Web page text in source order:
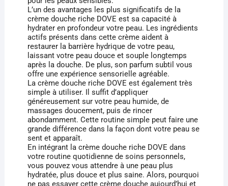
L’un des avantages les plus significatifs de la
crème douche riche DOVE est sa capacité à
hydrater en profondeur votre peau. Les ingrédients
actifs présents dans cette crème aident à
restaurer la barrière hydrique de votre peau,
laissant votre peau douce et souple longtemps
après la douche. De plus, son parfum subtil vous
offre une expérience sensorielle agréable.
La crème douche riche DOVE est également très
simple à utiliser. Il suffit d’appliquer
généreusement sur votre peau humide, de
massages doucement, puis de rincer
abondamment. Cette routine simple peut faire une
grande différence dans la façon dont votre peau se
sent et apparaît.
En intégrant la crème douche riche DOVE dans
votre routine quotidienne de soins personnels,
vous pouvez vous attendre à une peau plus
hydratée, plus douce et plus saine. Alors, pourquoi
ne pas essayer cette crème douche aujourd’hui et